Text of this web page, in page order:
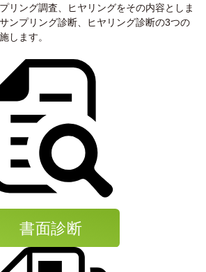
リング調査、ヒヤリングをその内容としま
ンプリング診断、ヒヤリング診断の3つの
します。